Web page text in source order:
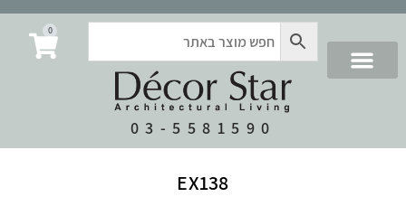
03-5581590
0
EX138